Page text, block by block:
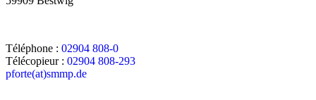
Téléphone : 02904 808-0
Télécopieur : 02904 808-293
pforte(at)smmp.de